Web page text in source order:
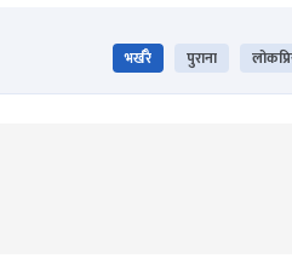
भर्खरै पुराना